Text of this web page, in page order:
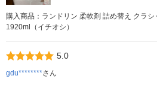
購入商品：ランドリン 柔軟剤 詰め替え クラ
1920ml（イチオシ）
5.0
gdu********さん